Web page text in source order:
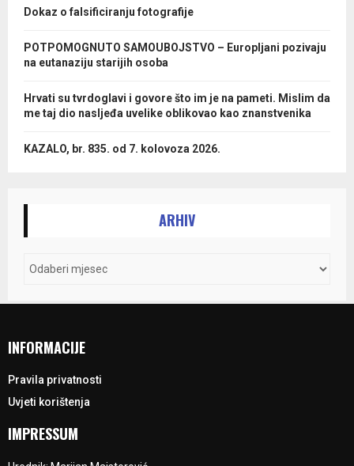
Dokaz o falsificiranju fotografije
POTPOMOGNUTO SAMOUBOJSTVO – Europljani pozivaju
na eutanaziju starijih osoba
Hrvati su tvrdoglavi i govore što im je na pameti. Mislim da
me taj dio nasljeđa uvelike oblikovao kao znanstvenika
KAZALO, br. 835. od 7. kolovoza 2026.
ARHIV
INFORMACIJE
Pravila privatnosti
Uvjeti korištenja
IMPRESSUM